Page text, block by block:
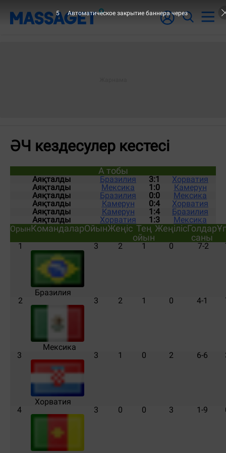
ӘЧ кездесулер кестесі
А тобы
Аяқталды Бразилия 3:1
Хорватия
Аяқталды
Мексика 1:0
Камерун
Аяқталды
Бразилия 0:0
Мексика
Аяқталды
Камерун 0:4
Хорватия
Аяқталды
Камерун 1:4
Бразилия
Аяқталды
Хорватия 1:3
Мексика
ОрынКомандаларОйынЖеңіс Тең
ойын
ЖеңілісГолдар
саны
1
Бразилия
3 2 1 0 7-2
2
Мексика
3 2 1 0 4-1
3
Хорватия
3 1 0 2 6-6
4 3 0 0 3 1-9
4 Автоматическое закрытие баннера через